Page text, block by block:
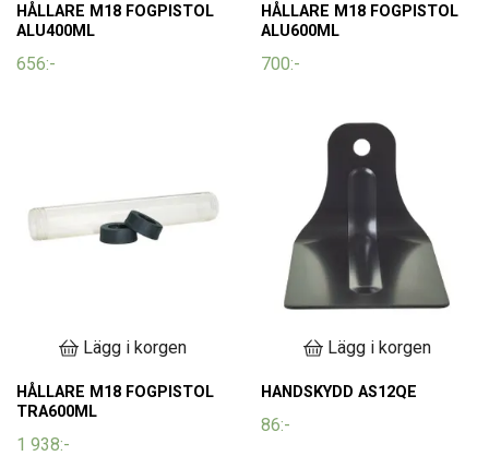
HÅLLARE M18 FOGPISTOL
ALU400ML
656:-
HÅLLARE M18 FOGPISTOL
ALU600ML
700:-
Lägg i korgen
HÅLLARE M18 FOGPISTOL
TRA600ML
1 938:-
Lägg i korgen
HANDSKYDD AS12QE
86:-